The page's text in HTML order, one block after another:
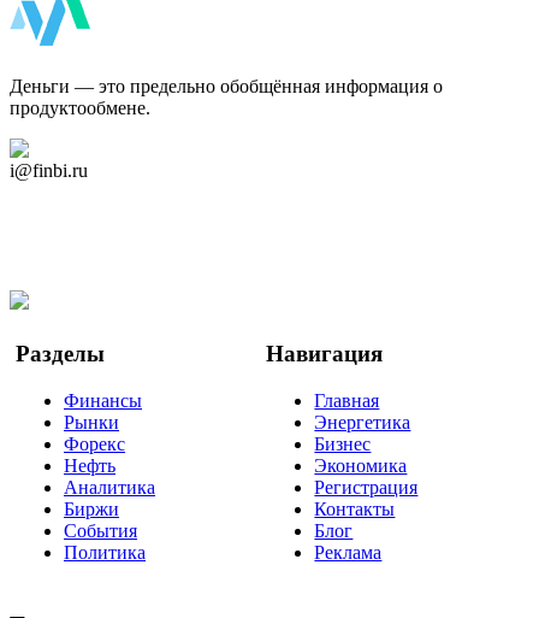
Деньги — это предельно обобщённая информация о
продуктообмене.
i@finbi.ru
Разделы
Финансы
Рынки
Форекс
Нефть
Аналитика
Биржи
События
Политика
Навигация
Главная
Энергетика
Бизнес
Экономика
Регистрация
Контакты
Блог
Реклама